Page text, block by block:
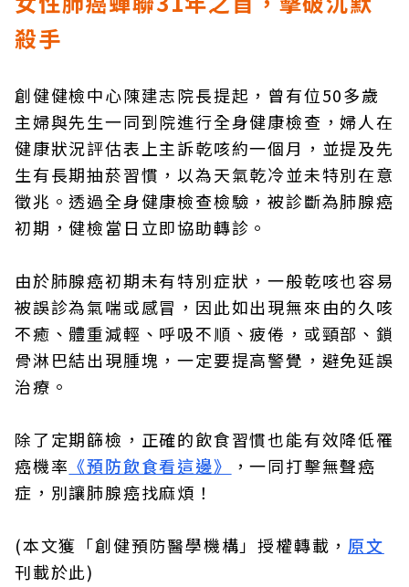
殺手
創健健檢中心陳建志院長提起，曾有位50多歲
主婦與先生一同到院進行全身健康檢查，婦人在
健康狀況評估表上主訴乾咳約一個月，並提及先
生有長期抽菸習慣，以為天氣乾冷並未特別在意
徵兆。透過全身健康檢查檢驗，被診斷為肺腺癌
初期，健檢當日立即協助轉診。
由於肺腺癌初期未有特別症狀，一般乾咳也容易
被誤診為氣喘或感冒，因此如出現無來由的久咳
不癒、體重減輕、呼吸不順、疲倦，或頸部、鎖
骨淋巴結出現腫塊，一定要提高警覺，避免延誤
治療。
除了定期篩檢，正確的飲食習慣也能有效降低罹
癌機率 《預防飲食看這邊》
，一同打擊無聲癌
症，別讓肺腺癌找麻煩！
(本文獲「創健預防醫學機構」授權轉載， 原文
刊載於此)